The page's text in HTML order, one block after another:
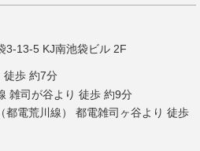
3-13-5 KJ南池袋ビル 2F
徒歩 約7分
雑司が谷より 徒歩 約9分
都電荒川線） 都電雑司ヶ谷より 徒歩